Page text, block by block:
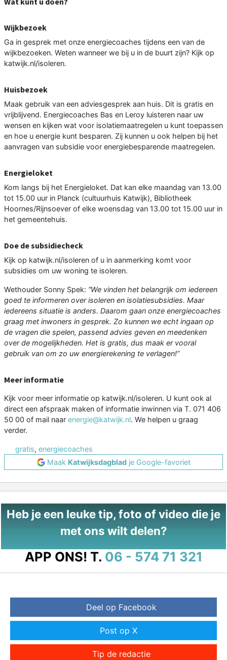
Wijkbezoek
Ga in gesprek met onze energiecoaches tijdens een van de
wijkbezoeken. Weten wanneer we bij u in de buurt zijn? Kijk op
katwijk.nl/isoleren.
Huisbezoek
Maak gebruik van een adviesgesprek aan huis. Dit is gratis en
vrijblijvend. Energiecoaches Bas en Leroy luisteren naar uw
wensen en kijken wat voor isolatiemaatregelen u kunt toepassen
en hoe u energie kunt besparen. Zij kunnen u ook helpen bij het
aanvragen van subsidie voor energiebesparende maatregelen.
Energieloket
Kom langs bij het Energieloket. Dat kan elke maandag van 13.00
tot 15.00 uur in Planck (cultuurhuis Katwijk), Bibliotheek
Hoornes/Rijnsoever of elke woensdag van 13.00 tot 15.00 uur in
het gemeentehuis.
Doe de subsidiecheck
Kijk op katwijk.nl/isoleren of u in aanmerking komt voor
subsidies om uw woning te isoleren.
Wethouder Sonny Spek: “We vinden het belangrijk om iedereen
goed te informeren over isoleren en isolatiesubsidies. Maar
iedereens situatie is anders. Daarom gaan onze energiecoaches
graag met inwoners in gesprek. Zo kunnen we echt ingaan op
de vragen die spelen, passend advies geven en meedenken
over de mogelijkheden. Het is gratis, dus maak er vooral
gebruik van om zo uw energierekening te verlagen!”
Meer informatie
Kijk voor meer informatie op katwijk.nl/isoleren. U kunt ook al
direct een afspraak maken of informatie inwinnen via T. 071 406
50 00 of mail naar energie@katwijk.nl. We helpen u graag
verder.
gratis, energiecoaches
Maak Katwijksdagbladje Google-favoriet
Heb je een leuke tip, foto of video die je
met ons wilt delen?
APP ONS! T. 06 - 574 71 321
Deel op Facebook
Post op X
Tip de redactie